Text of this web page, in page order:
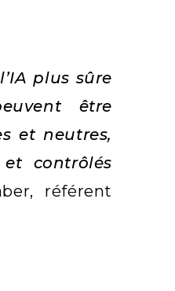
plus sûre
être
et neutres,
contrôlés
référent